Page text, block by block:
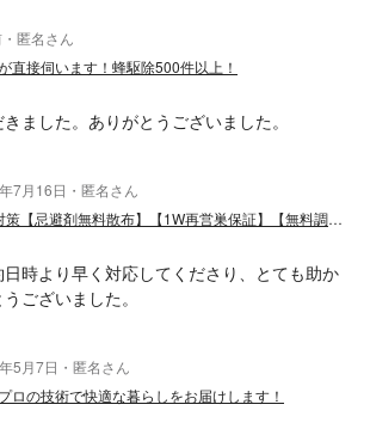
ってきて、うざかったです。
匿名さん
直接伺います！蜂駆除500件以上！
ました。ありがとうございました。
7月16日・匿名さん
★3つの安心★戻ハチ対策【忌避剤無料散布】【1W再営巣保証】【無料調査】
時より早く対応してくださり、とても助か
ございました。
5月7日・匿名さん
ロの技術で快適な暮らしをお届けします！